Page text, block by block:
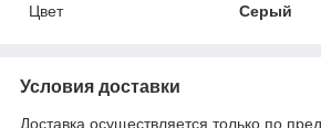
Цвет
Серый
Условия доставки
Доставка осуществляется только по